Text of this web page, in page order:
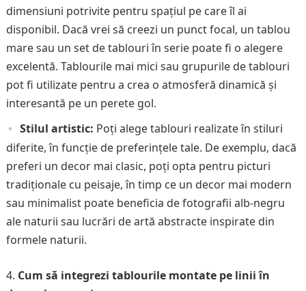
dimensiuni potrivite pentru spațiul pe care îl ai
disponibil. Dacă vrei să creezi un punct focal, un tablou
mare sau un set de tablouri în serie poate fi o alegere
excelentă. Tablourile mai mici sau grupurile de tablouri
pot fi utilizate pentru a crea o atmosferă dinamică și
interesantă pe un perete gol.
Stilul artistic: Poți alege tablouri realizate în stiluri
diferite, în funcție de preferințele tale. De exemplu, dacă
preferi un decor mai clasic, poți opta pentru picturi
tradiționale cu peisaje, în timp ce un decor mai modern
sau minimalist poate beneficia de fotografii alb-negru
ale naturii sau lucrări de artă abstracte inspirate din
formele naturii.
Cum să integrezi tablourile montate pe linii în